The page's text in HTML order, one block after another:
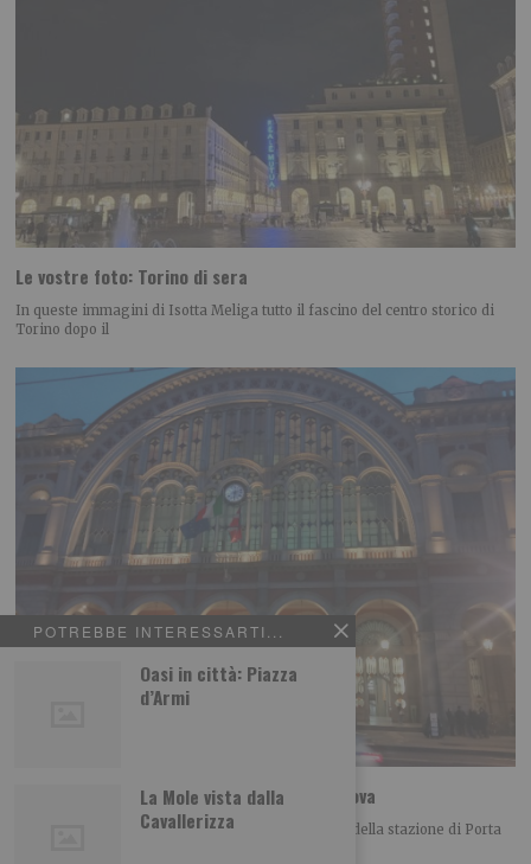
POTREBBE INTERESSARTI...
Oasi in città: Piazza
d’Armi
La Mole vista dalla
Cavallerizza
Le vostre foto: Torino di sera
In queste immagini di Isotta Meliga tutto il fascino del centro storico di
Torino dopo il
Le foto dei lettori: la stazione di Porta Nuova
Luigi Gagliano ci propone questa bella immagine della stazione di Porta